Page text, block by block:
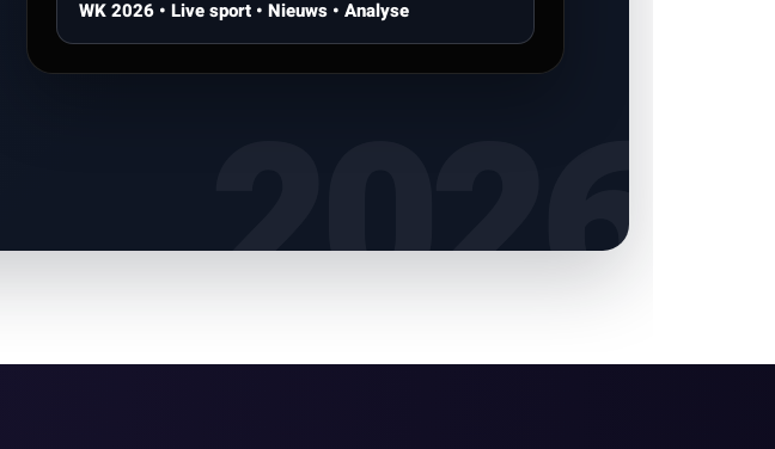
WK 2026 • Live sport • Nieuws • Analyse